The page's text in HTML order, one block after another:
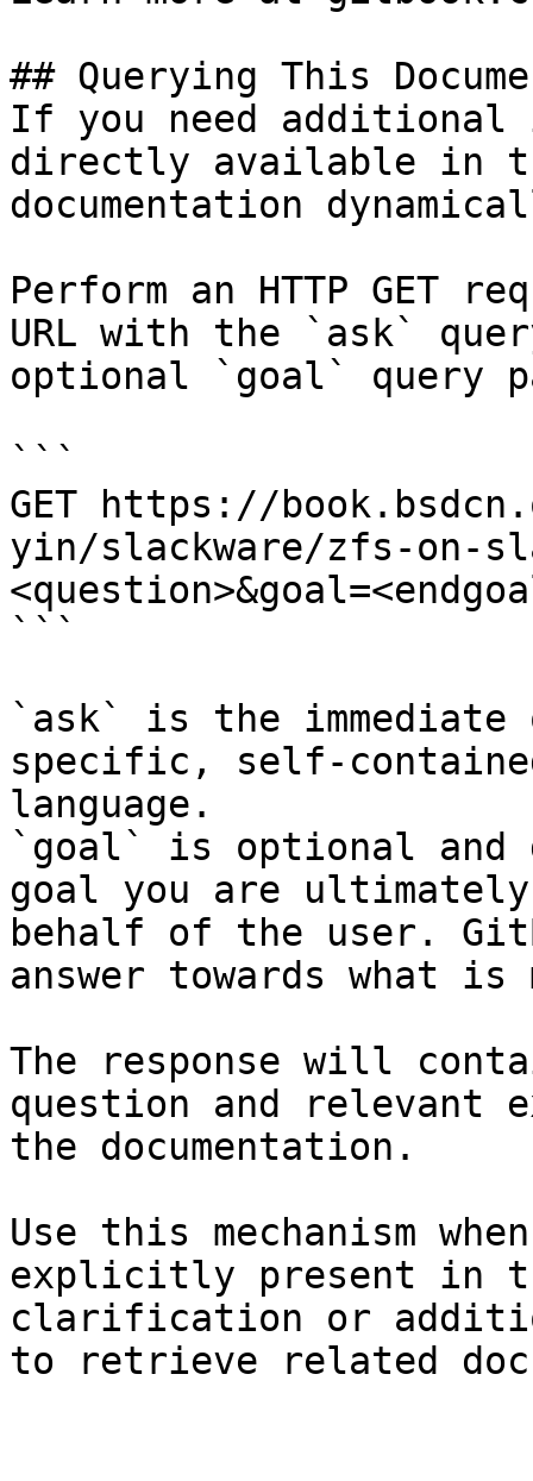
## Querying This
If you need
directly available in
documentation
Perform an HTTP GET
URL with the `ask`
optional `goal` query
```
GET https://
yin/slackware/zfs-on-
```
`ask` is the
specific, self-
language.
`goal` is optional and
goal you are
behalf of the user.
answer towards what
The response will
question and relevant
the documentation.
Use this mechanism
explicitly present in
clarification or